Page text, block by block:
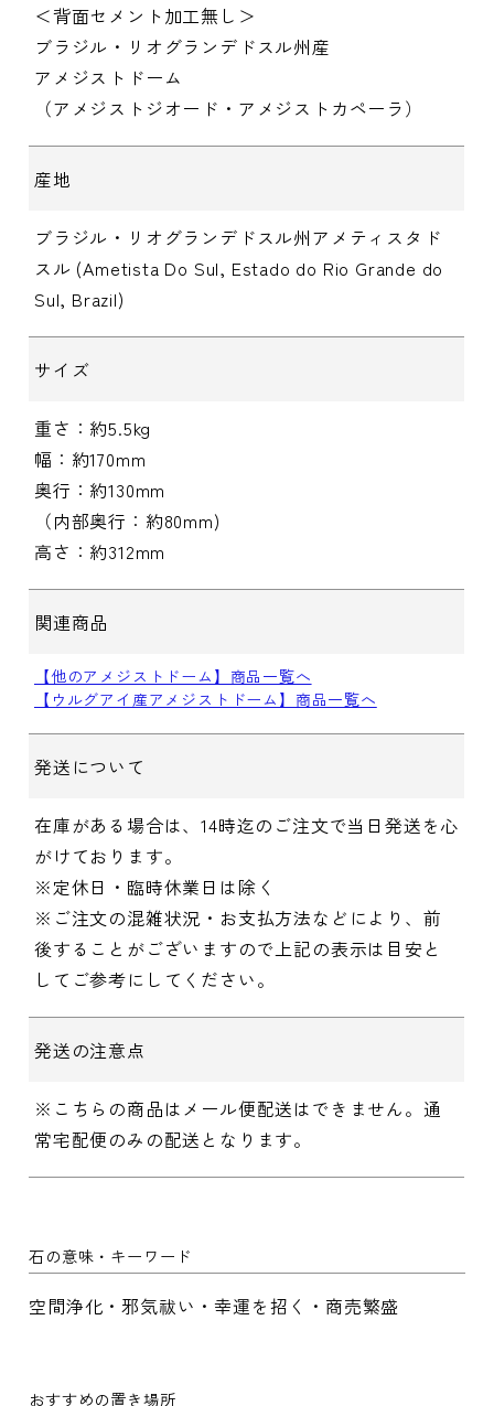
＜背面セメント加工無し＞
ブラジル・リオグランデドスル州産
アメジストドーム
（アメジストジオード・アメジストカペーラ）
産地
ブラジル・リオグランデドスル州アメティスタド
スル (Ametista Do Sul, Estado do Rio Grande do
Sul, Brazil)
サイズ
重さ：約5.5kg
幅：約170mm
奥行：約130mm
（内部奥行：約80mm)
高さ：約312mm
関連商品
【他のアメジストドーム】商品一覧へ
【ウルグアイ産アメジストドーム】商品一覧へ
発送について
在庫がある場合は、14時迄のご注文で当日発送を心
がけております。
※定休日・臨時休業日は除く
※ご注文の混雑状況・お支払方法などにより、前
後することがございますので上記の表示は目安と
してご参考にしてください。
発送の注意点
※こちらの商品はメール便配送はできません。通
常宅配便のみの配送となります。
石の意味・キーワード
空間浄化・邪気祓い・幸運を招く・商売繁盛
おすすめの置き場所